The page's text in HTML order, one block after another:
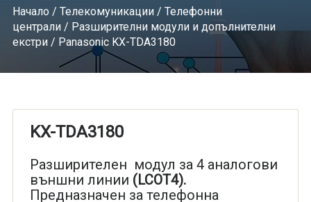
Начало / Телекомуникации/ Телефонни
централи/ Разширителни модули и допълнителни
екстри/ Panasonic KX-TDA3180
KX-TDA3180
Разширителен модул за 4 аналогови
външни линии (LCOT4).
Предназначен за телефонна